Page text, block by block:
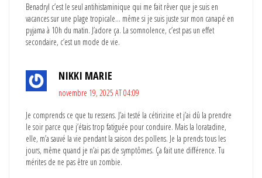
Benadryl c’est le seul antihistaminique qui me fait rêver que je suis en
vacances sur une plage tropicale… même si je suis juste sur mon canapé en
pyjama à 10h du matin. J’adore ça. La somnolence, c’est pas un effet
secondaire, c’est un mode de vie.
NIKKI MARIE
novembre 19, 2025 AT 04:09
Je comprends ce que tu ressens. J’ai testé la cétirizine et j’ai dû la prendre
le soir parce que j’étais trop fatiguée pour conduire. Mais la loratadine,
elle, m’a sauvé la vie pendant la saison des pollens. Je la prends tous les
jours, même quand je n’ai pas de symptômes. Ça fait une différence. Tu
mérites de ne pas être un zombie.